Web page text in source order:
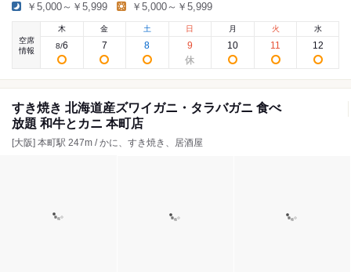
￥5,000～￥5,999 ￥5,000～￥5,999
空席
情報
木
8/6
金
7
土
8
日
9
月
10
火
11
水
12
すき焼き 北海道産ズワイガニ・タラバガニ 食べ
放題 和牛とカニ 本町店
[大阪] 本町駅 247m / かに、すき焼き、居酒屋